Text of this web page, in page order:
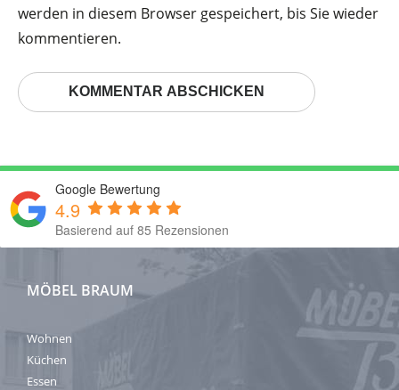
werden in diesem Browser gespeichert, bis Sie wieder
kommentieren.
Google Bewertung
4.9
Basierend auf 85 Rezensionen
MÖBEL BRAUM
Wohnen
Küchen
Essen